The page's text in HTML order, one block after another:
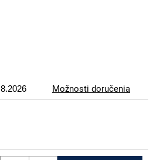
Možnosti doručenia